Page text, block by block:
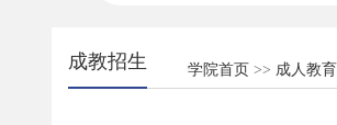
成教招生 学院首页 >> 成人教育